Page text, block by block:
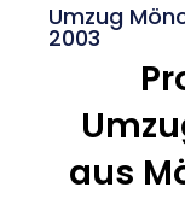
Umzug
2003
aus